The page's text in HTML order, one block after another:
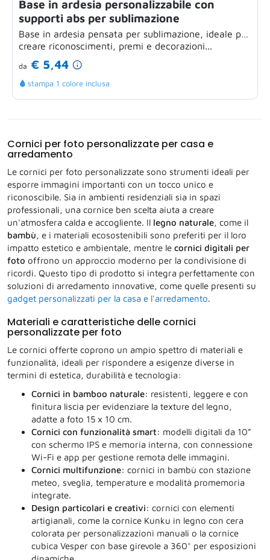
Base in ardesia personalizzabile con
supporti abs per sublimazione
Base in ardesia pensata per sublimazione, ideale per
creare riconoscimenti, premi e decorazioni...
da € 5,44
stampa 1 colore inclusa
Cornici per foto personalizzate per casa e
arredamento
Le cornici per foto personalizzate sono strumenti ideali per
esporre immagini importanti con un tocco unico e
riconoscibile. Sia in ambienti residenziali sia in spazi
professionali, una cornice ben scelta aiuta a creare
un'atmosfera calda e accogliente. Il legno naturale, come il
bambù, e i materiali ecosostenibili sono preferiti per il loro
impatto estetico e ambientale, mentre le cornici digitali per
foto offrono un approccio moderno per la condivisione di
ricordi. Questo tipo di prodotto si integra perfettamente con
soluzioni di arredamento innovative, come quelle presenti su
gadget personalizzati per la casa e l'arredamento.
Materiali e caratteristiche delle cornici
personalizzate per foto
Le cornici offerte coprono un ampio spettro di materiali e
funzionalità, ideali per rispondere a esigenze diverse in
termini di estetica, durabilità e tecnologia:
Cornici in bamboo naturale: resistenti, leggere e con
finitura liscia per evidenziare la texture del legno,
adatte a foto 15 x 10 cm.
Cornici con funzionalità smart: modelli digitali da 10”
con schermo IPS e memoria interna, con connessione
Wi-Fi e app per gestione remota delle immagini.
Cornici multifunzione: cornici in bambù con stazione
meteo, sveglia, temperature e modalità promemoria
integrate.
Design particolari e creativi: cornici con elementi
artigianali, come la cornice Kunku in legno con cera
colorata per personalizzazioni manuali o la cornice
cubica Vesper con base girevole a 360° per esposizioni